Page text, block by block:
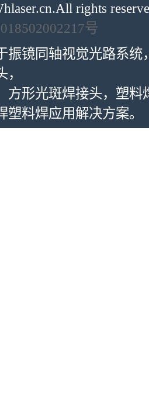
rights
号
振镜同轴视觉光路系统
方形光斑焊接头，塑料
料焊应用解决方案。